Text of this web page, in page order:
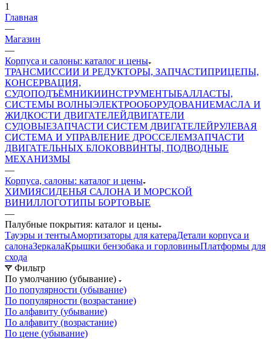
1
Главная
—
Магазин
—
Корпуса и салоны: каталог и цены
ТРАНСМИССИИ И РЕДУКТОРЫ, ЗАПЧАСТИПРИЦЕПЫ,
КОНСЕРВАЦИЯ,
СУДОПОДЪЁМНИКИИНСТРУМЕНТЫБАЛЛАСТЫ,
СИСТЕМЫ ВОЛНЫЭЛЕКТРООБОРУДОВАНИЕМАСЛА И
ЖИДКОСТИ ДВИГАТЕЛЕЙДВИГАТЕЛИ
СУДОВЫЕЗАПЧАСТИ СИСТЕМ ДВИГАТЕЛЕЙРУЛЕВАЯ
СИСТЕМА И УПРАВЛЕНИЕ ДРОССЕЛЕМЗАПЧАСТИ
ДВИГАТЕЛЬНЫХ БЛОКОВВИНТЫ, ПОДВОДНЫЕ
МЕХАНИЗМЫ
—
Корпуса, салоны: каталог и цены
ХИМИЯСИДЕНЬЯ САЛОНА И МОРСКОЙ
ВИНИЛЛОГОТИПЫ БОРТОВЫЕ
—
Палубные покрытия: каталог и цены
Тауэры и тентыАмортизаторы для катераДетали корпуса и
салонаЗеркалаКрышки бензобака и горловиныПлатформы для
схода
Фильтр
По умолчанию (убывание)
По популярности (убывание)
По популярности (возрастание)
По алфавиту (убывание)
По алфавиту (возрастание)
По цене (убывание)